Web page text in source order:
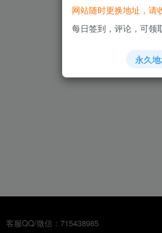
客服QQ/微信：715438985
网站随时更换地址，请
每日签到，评论，可领
永久